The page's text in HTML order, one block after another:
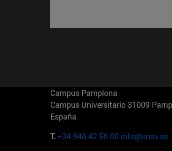
Campus Pamplona
Campus Universitario 31009
España
T.+34 948 42 56 00 info@unav.es